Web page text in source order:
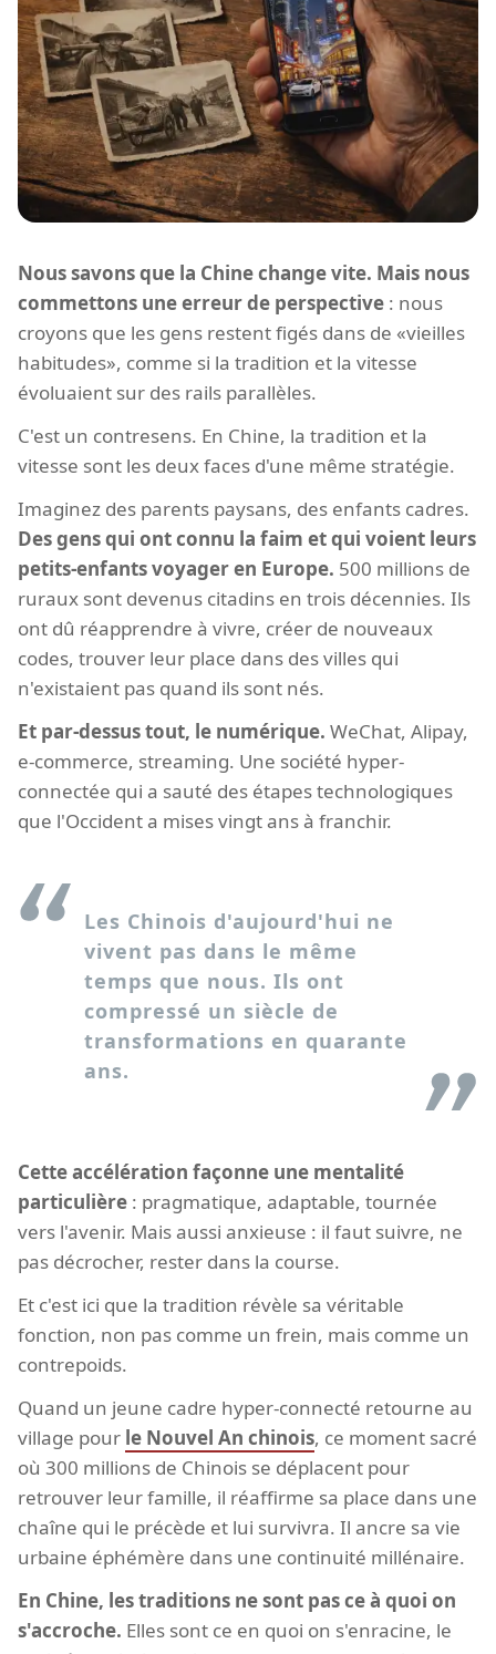
Nous savons que la Chine change vite. Mais nous
commettons une erreur de perspective : nous
croyons que les gens restent figés dans de «vieilles
habitudes», comme si la tradition et la vitesse
évoluaient sur des rails parallèles.
C'est un contresens. En Chine, la tradition et la
vitesse sont les deux faces d'une même stratégie.
Imaginez des parents paysans, des enfants cadres.
Des gens qui ont connu la faim et qui voient leurs
petits-enfants voyager en Europe. 500 millions de
ruraux sont devenus citadins en trois décennies. Ils
ont dû réapprendre à vivre, créer de nouveaux
codes, trouver leur place dans des villes qui
n'existaient pas quand ils sont nés.
Et par-dessus tout, le numérique. WeChat, Alipay,
e-commerce, streaming. Une société hyper-
connectée qui a sauté des étapes technologiques
que l'Occident a mises vingt ans à franchir.
Les Chinois d'aujourd'hui ne
vivent pas dans le même
temps que nous. Ils ont
compressé un siècle de
transformations en quarante
ans.
Cette accélération façonne une mentalité
particulière : pragmatique, adaptable, tournée
vers l'avenir. Mais aussi anxieuse : il faut suivre, ne
pas décrocher, rester dans la course.
Et c'est ici que la tradition révèle sa véritable
fonction, non pas comme un frein, mais comme un
contrepoids.
Quand un jeune cadre hyper-connecté retourne au
village pour le Nouvel An chinois, ce moment sacré
où 300 millions de Chinois se déplacent pour
retrouver leur famille, il réaffirme sa place dans une
chaîne qui le précède et lui survivra. Il ancre sa vie
urbaine éphémère dans une continuité millénaire.
En Chine, les traditions ne sont pas ce à quoi on
s'accroche. Elles sont ce en quoi on s'enracine, le